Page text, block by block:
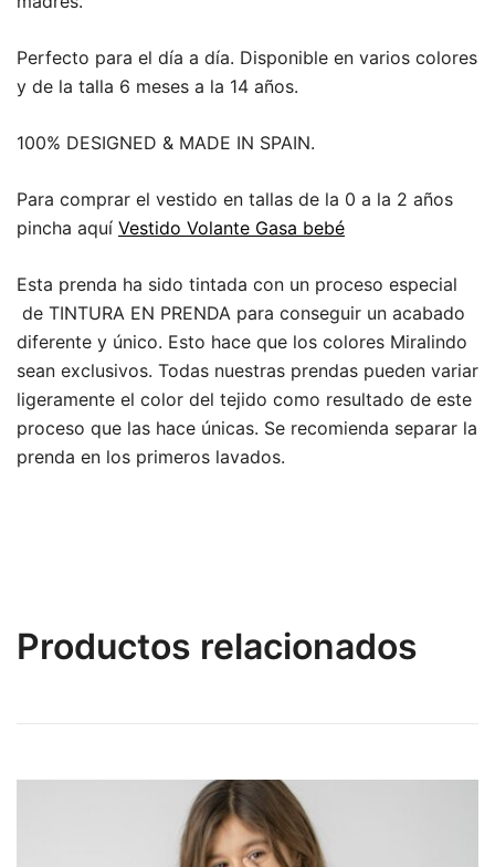
Perfecto para el día a día. Disponible en varios colores
y de la talla 6 meses a la 14 años.
100% DESIGNED & MADE IN SPAIN.
Para comprar el vestido en tallas de la 0 a la 2 años
pincha aquí Vestido Volante Gasa bebé
Esta prenda ha sido tintada con un proceso especial
de TINTURA EN PRENDA para conseguir un acabado
diferente y único. Esto hace que los colores Miralindo
sean exclusivos. Todas nuestras prendas pueden variar
ligeramente el color del tejido como resultado de este
proceso que las hace únicas. Se recomienda separar la
prenda en los primeros lavados.
Productos relacionados